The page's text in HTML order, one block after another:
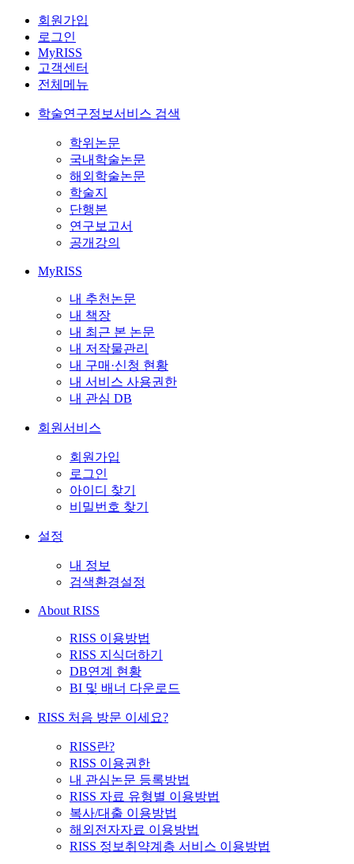
회원가입
로그인
MyRISS
고객센터
전체메뉴
학술연구정보서비스 검색
학위논문
국내학술논문
해외학술논문
학술지
단행본
연구보고서
공개강의
MyRISS
내 추천논문
내 책장
내 최근 본 논문
내 저작물관리
내 구매·신청 현황
내 서비스 사용권한
내 관심 DB
회원서비스
회원가입
로그인
아이디 찾기
비밀번호 찾기
설정
내 정보
검색환경설정
About RISS
RISS 이용방법
RISS 지식더하기
DB연계 현황
BI 및 배너 다운로드
RISS 처음 방문 이세요?
RISS란?
RISS 이용권한
내 관심논문 등록방법
RISS 자료 유형별 이용방법
복사/대출 이용방법
해외전자자료 이용방법
RISS 정보취약계층 서비스 이용방법